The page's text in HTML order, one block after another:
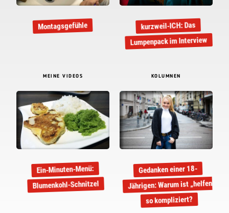
Montagsgefühle kurzweil-ICH: Das
Lumpenpack im Interview
MEINE VIDEOS
Ein-Minuten-Menü:
Blumenkohl-Schnitzel
KOLUMNEN
Gedanken einer 18-
Jährigen: Warum ist „helfen“
so kompliziert?